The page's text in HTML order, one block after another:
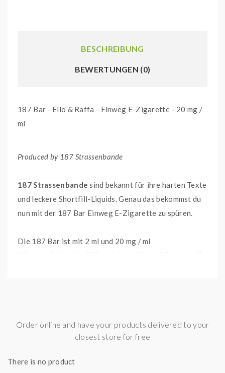
BESCHREIBUNG
BEWERTUNGEN (0)
187 Bar - Ello & Raffa - Einweg E-Zigarette - 20 mg /
ml
Produced by 187 Strassenbande
187 Strassenbande sind bekannt für ihre harten Texte
und leckere Shortfill-Liquids. Genau das bekommst du
nun mit der 187 Bar Einweg E-Zigarette zu spüren.
Die 187 Bar ist mit 2 ml und 20 mg / ml
Nikotinsalzliquid befüllt und deren Kapazität reicht für
187 Bar - Ello & Raffa erlebst du einen
jetzt deine Geschmacksnerven!
Order online and have your products delivered to your
closest store for free
There is no product